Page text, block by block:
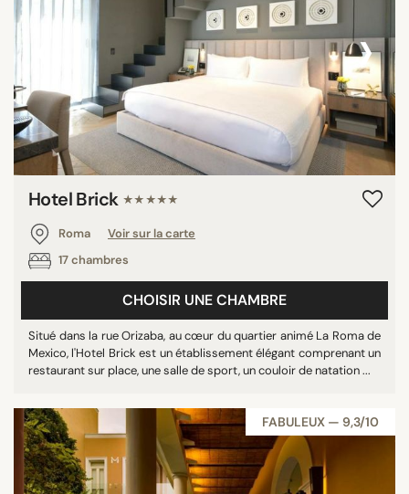
›
Hotel Brick ★★★★★
Roma
Voir sur la carte
17 chambres
CHOISIR UNE CHAMBRE
Situé dans la rue Orizaba, au cœur du quartier animé La Roma de
Mexico, l'Hotel Brick est un établissement élégant comprenant un
restaurant sur place, une salle de sport, un couloir de natation ...
FABULEUX — 9,3/10